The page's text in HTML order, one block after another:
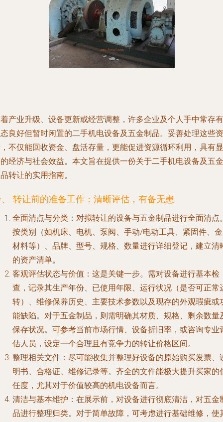
产业升级、设备更新或经营调整，许多企业及个人手中常存有
良好但暂时闲置的二手机电设备及五金制品。妥善处理这些资
不仅能回收资金、盘活存量，更能促进资源循环利用，具有显
经济与社会效益。本文旨在提供一份关于二手机电设备及五金
转让的实用指南。
转让前的准备工作：清晰评估，有备无患
全面清点与分类 ：对拟转让的设备与五金制品进行全面清点
按类别（如机床、电机、泵阀、手动/电动工具、紧固件、
材料等）、品牌、型号、规格、数量进行详细登记，建立清
的资产清单。
客观评估状态与价值 ：这是关键一步。需对设备进行基本检
查，记录其生产年份、已使用年限、运行状况（是否可正常
转）、维修保养历史、主要技术参数以及现存的外观瑕疵或
能缺陷。对于五金制品，则需明确其材质、规格、剩余数量
保存状况。可参考当前市场行情、设备折旧率，或咨询专业
估人员，设定一个合理且有竞争力的转让价格区间。
整理相关文件 ：尽可能收集并整理好设备的原始购买发票、
明书、合格证、维修记录等。齐全的文件能极大提升买家的
任度，尤其对于价值较高的机电设备而言。
清洁与基本维护 ：在展示前，对设备进行彻底清洁，对五金
品进行整理归类。对于简单故障，可考虑进行基础维修，使